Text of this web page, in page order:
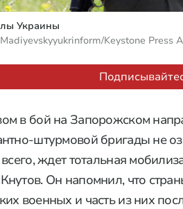
Украины
Keystone Press
в бой на Запорожском
штурмовой бригады не
всего, ждет тотальная
Он напомнил, что
военных и часть из них